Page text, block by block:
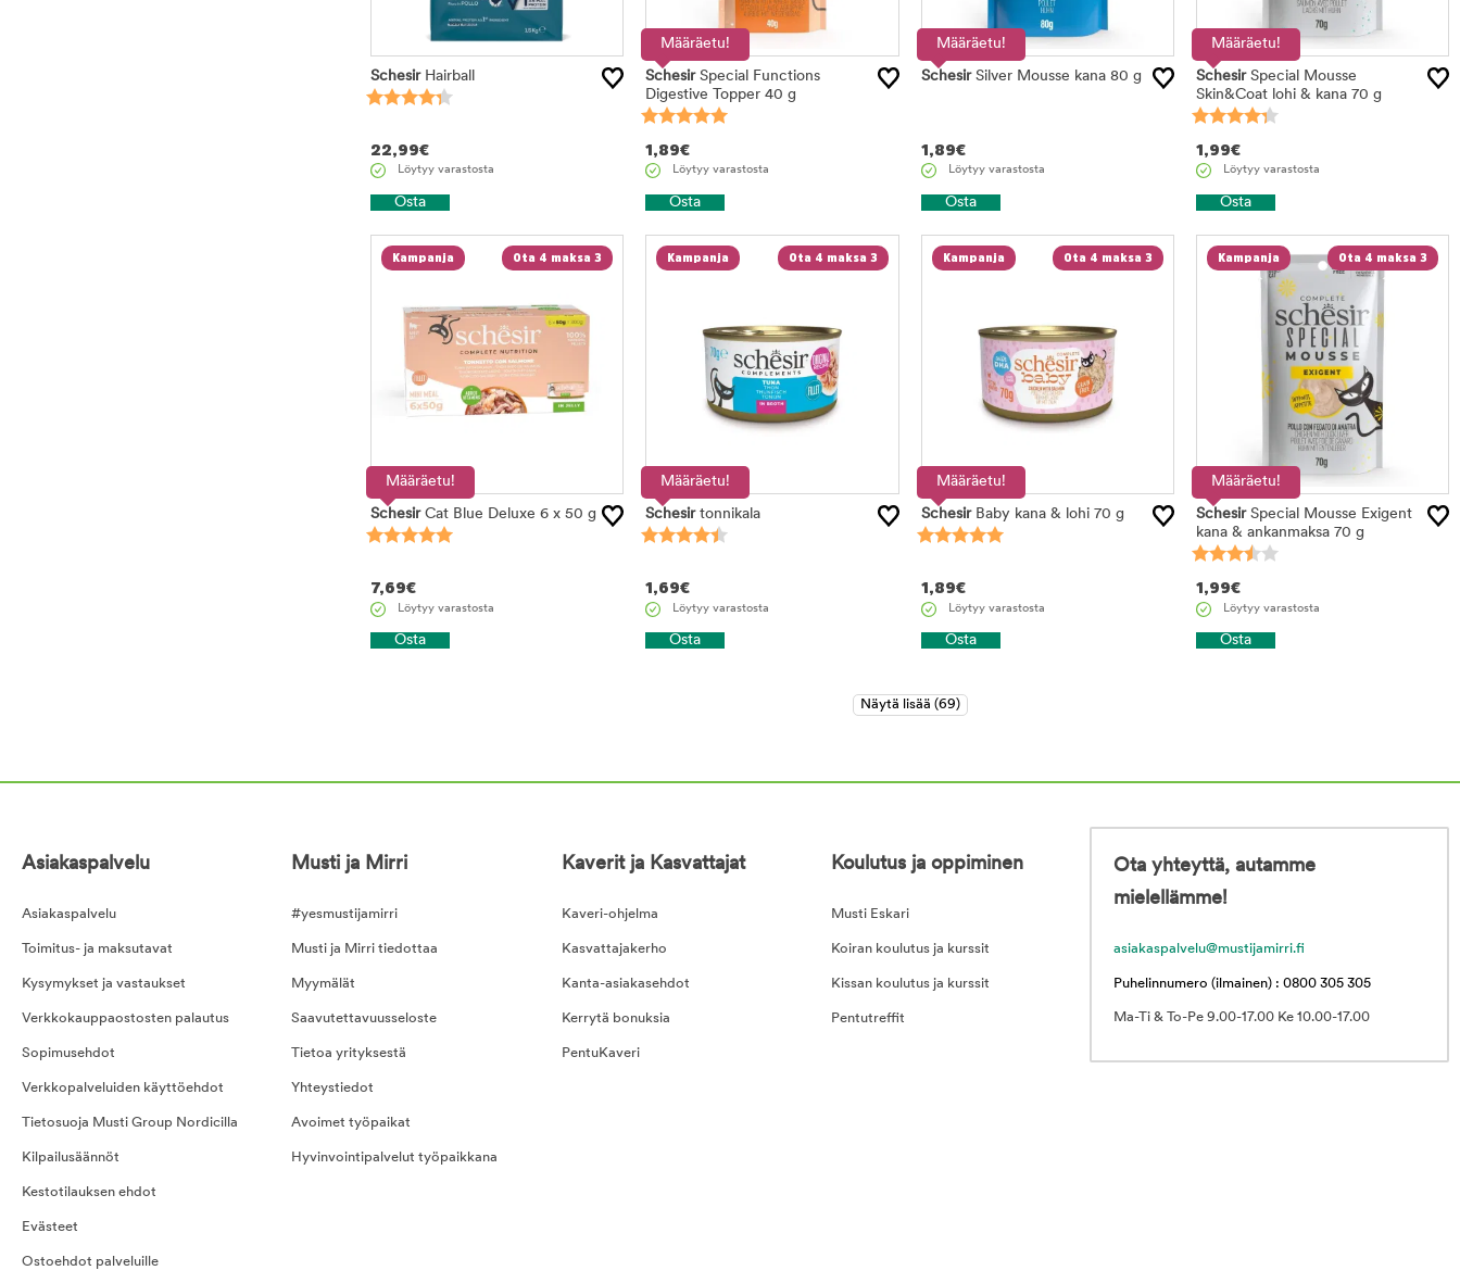
SchesirHairball
22,99€
Löytyy varastosta
Osta
Määräetu!
SchesirSpecial Functions
Digestive Topper 40 g
1,89€
Löytyy varastosta
Osta
Määräetu!
SchesirSilver Mousse kana 80 g
1,89€
Löytyy varastosta
Osta
Määräetu!
SchesirSpecial Mousse
Skin&Coat lohi & kana 70 g
1,99€
Löytyy varastosta
Osta
Kampanja Ota 4 maksa 3
Määräetu!
SchesirCat Blue Deluxe 6 x 50 g
7,69€
Löytyy varastosta
Osta
Kampanja Ota 4 maksa 3
Määräetu!
Schesirtonnikala
1,69€
Löytyy varastosta
Osta
Kampanja Ota 4 maksa 3
Määräetu!
SchesirBaby kana & lohi 70 g
1,89€
Löytyy varastosta
Osta
Kampanja Ota 4 maksa 3
Määräetu!
SchesirSpecial Mousse Exigent
kana & ankanmaksa 70 g
1,99€
Löytyy varastosta
Osta
Asiakaspalvelu
Asiakaspalvelu
Toimitus- ja maksutavat
Kysymykset ja vastaukset
Verkkokauppaostosten palautus
Sopimusehdot
Verkkopalveluiden käyttöehdot
Tietosuoja Musti Group Nordicilla
Kilpailusäännöt
Kestotilauksen ehdot
Evästeet
Ostoehdot palveluille
Musti ja Mirri
#yesmustijamirri
Musti ja Mirri tiedottaa
Myymälät
Saavutettavuusseloste
Tietoa yrityksestä
Yhteystiedot
Avoimet työpaikat
Hyvinvointipalvelut työpaikkana
Kaverit ja Kasvattajat
Kaveri-ohjelma
Kasvattajakerho
Kanta-asiakasehdot
Kerrytä bonuksia
PentuKaveri
Koulutus ja oppiminen
Musti Eskari
Koiran koulutus ja kurssit
Kissan koulutus ja kurssit
Pentutreffit
Ota yhteyttä, autamme
mielellämme!
asiakaspalvelu@mustijamirri.fi
Puhelinnumero (ilmainen) : 0800 305 305
Ma-Ti & To-Pe 9.00-17.00 Ke 10.00-17.00